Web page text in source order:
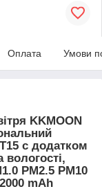
Оплата Умови
KKMOON
c додатком
PM2.5 PM10
mAh